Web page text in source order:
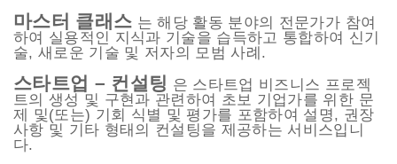
마스터 클래스 는 해당 활동 분야의 전문가가 참여
하여 실용적인 지식과 기술을 습득하고 통합하여 신기
술, 새로운 기술 및 저자의 모범 사례.
스타트업 – 컨설팅 은 스타트업 비즈니스 프로젝
트의 생성 및 구현과 관련하여 초보 기업가를 위한 문
제 및(또는) 기회 식별 및 평가를 포함하여 설명, 권장
사항 및 기타 형태의 컨설팅을 제공하는 서비스입니
다.